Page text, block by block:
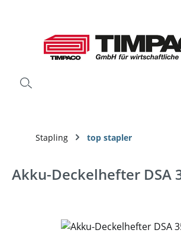
Stapling top stapler
Akku-Deckelhefter DSA
Ignorer la galerie d'images